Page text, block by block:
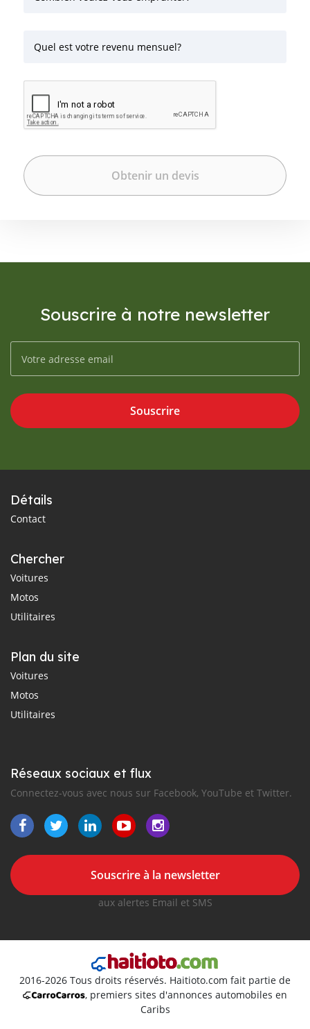
Quel est votre revenu mensuel?
Souscrire à notre newsletter
Souscrire
Détails
Contact
Chercher
Voitures
Motos
Utilitaires
Plan du site
Voitures
Motos
Utilitaires
Réseaux sociaux et flux
Connectez-vous avec nous sur Facebook, YouTube et Twitter.
Souscrire à la newsletter
aux alertes Email et SMS
2016-2026 Tous droits réservés. Haitioto.com fait partie de
, premiers sites d'annonces automobiles en
Caribs